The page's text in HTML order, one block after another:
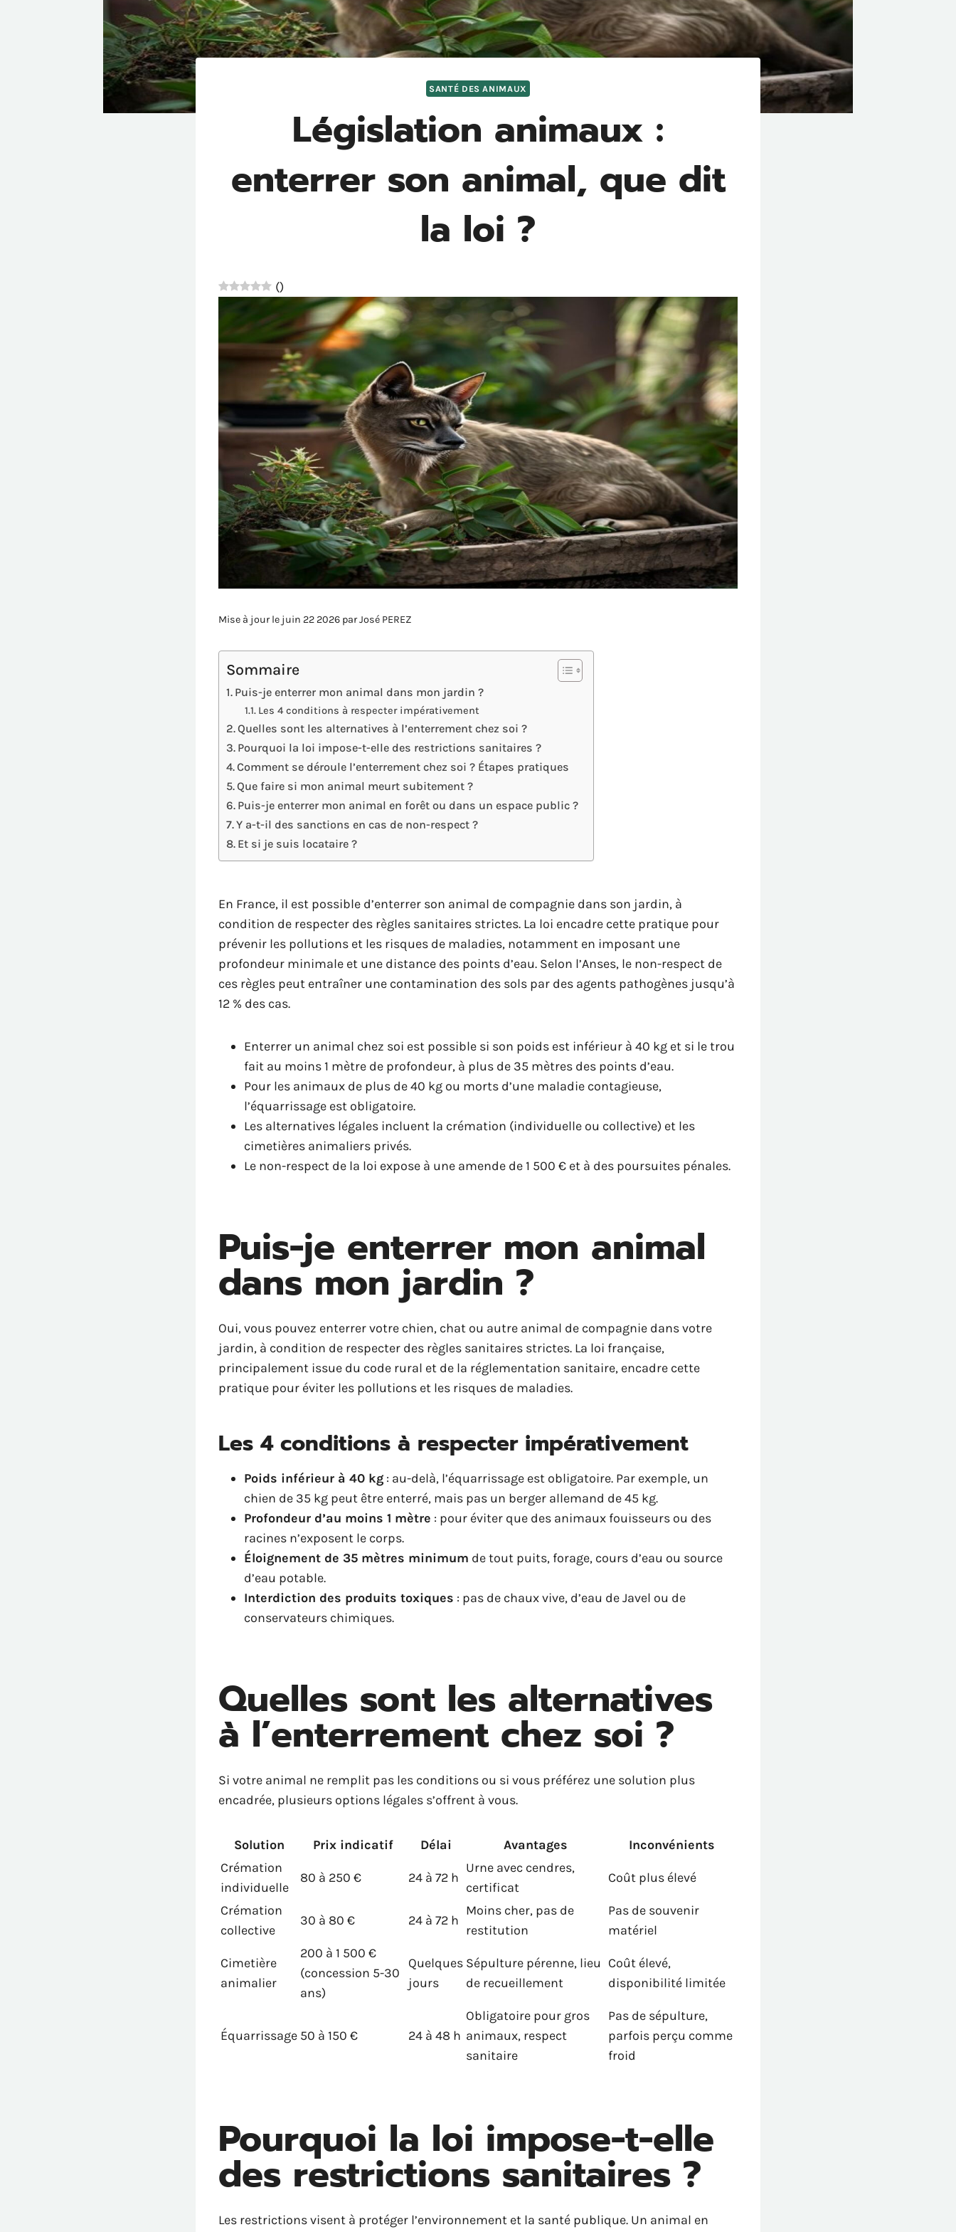
SANTÉ DES ANIMAUX
Législation animaux :
enterrer son animal, que dit
la loi ?
()
Mise à jour le juin 22 2026 parJosé PEREZ
Sommaire
Puis-je enterrer mon animal dans mon jardin ?
Les 4 conditions à respecter impérativement
Quelles sont les alternatives à l’enterrement chez soi ?
Pourquoi la loi impose-t-elle des restrictions sanitaires ?
Comment se déroule l’enterrement chez soi ? Étapes pratiques
Que faire si mon animal meurt subitement ?
Puis-je enterrer mon animal en forêt ou dans un espace public ?
Y a-t-il des sanctions en cas de non-respect ?
Et si je suis locataire ?
En France, il est possible d’enterrer son animal de compagnie dans son jardin, à
condition de respecter des règles sanitaires strictes. La loi encadre cette pratique pour
prévenir les pollutions et les risques de maladies, notamment en imposant une
profondeur minimale et une distance des points d’eau. Selon l’Anses, le non-respect de
ces règles peut entraîner une contamination des sols par des agents pathogènes jusqu’à
12 % des cas.
Enterrer un animal chez soi est possible si son poids est inférieur à 40 kg et si le trou
fait au moins 1 mètre de profondeur, à plus de 35 mètres des points d’eau.
Pour les animaux de plus de 40 kg ou morts d’une maladie contagieuse,
l’équarrissage est obligatoire.
Les alternatives légales incluent la crémation (individuelle ou collective) et les
cimetières animaliers privés.
Le non-respect de la loi expose à une amende de 1 500 € et à des poursuites pénales.
Puis-je enterrer mon animal
dans mon jardin ?
Oui, vous pouvez enterrer votre chien, chat ou autre animal de compagnie dans votre
jardin, à condition de respecter des règles sanitaires strictes. La loi française,
principalement issue du code rural et de la réglementation sanitaire, encadre cette
pratique pour éviter les pollutions et les risques de maladies.
Les 4 conditions à respecter impérativement
Poids inférieur à 40 kg : au-delà, l’équarrissage est obligatoire. Par exemple, un
chien de 35 kg peut être enterré, mais pas un berger allemand de 45 kg.
Profondeur d’au moins 1 mètre : pour éviter que des animaux fouisseurs ou des
racines n’exposent le corps.
Éloignement de 35 mètres minimum de tout puits, forage, cours d’eau ou source
d’eau potable.
Interdiction des produits toxiques : pas de chaux vive, d’eau de Javel ou de
conservateurs chimiques.
Quelles sont les alternatives
à l’enterrement chez soi ?
Si votre animal ne remplit pas les conditions ou si vous préférez une solution plus
encadrée, plusieurs options légales s’offrent à vous.
Solution Prix indicatif Délai Avantages
Inconvénients
Crémation
individuelle
80 à 250 € 24 à 72 h
Urne avec cendres,
certificat
Coût plus élevé
Crémation
collective
30 à 80 € 24 à 72 h
Moins cher, pas de
restitution
Pas de souvenir
matériel
Cimetière
animalier
200 à 1 500 €
(concession 5-30
ans)
Quelques
jours
Sépulture pérenne, lieu
de recueillement
Coût élevé,
disponibilité limitée
Équarrissage 50 à 150 € 24 à 48 h
Obligatoire pour gros
animaux, respect
sanitaire
Pas de sépulture,
parfois perçu comme
froid
Pourquoi la loi impose-t-elle
des restrictions sanitaires ?
Les restrictions visent à protéger l’environnement et la santé publique. Un animal en